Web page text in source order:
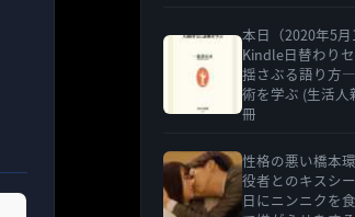
本日（2020年5
Kindle日替わり
揺さぶる語り方
術を学ぶ (生活人
冊
性格の悪い橋本
役者とのキスシ
日にニンニクを